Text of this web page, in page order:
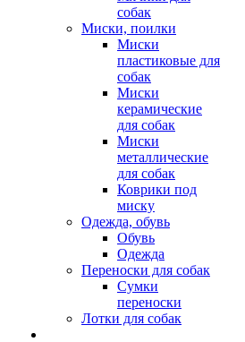
собак
Миски, поилки
Миски
пластиковые для
собак
Миски
керамические
для собак
Миски
металлические
для собак
Коврики под
миску
Одежда, обувь
Обувь
Одежда
Переноски для собак
Сумки
переноски
Лотки для собак